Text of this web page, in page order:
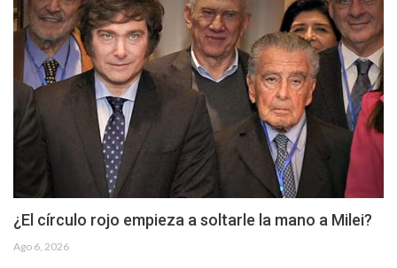
¿El círculo rojo empieza a soltarle la mano a Milei?
Ago 6, 2026